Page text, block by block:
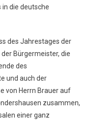
die deutsche
des Jahrestages der
Bürgermeister, die
des
und auch der
von Herrn Brauer auf
zusammen,
einer ganz